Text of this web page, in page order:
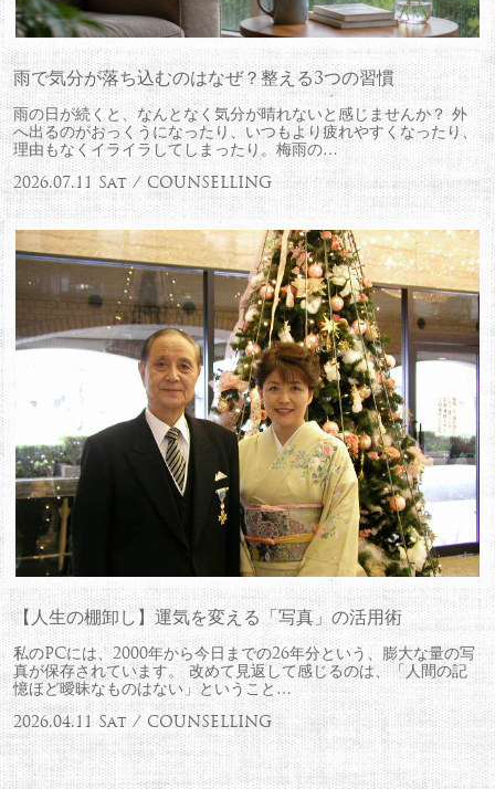
雨で気分が落ち込むのはなぜ？整える3つの習慣
雨の日が続くと、なんとなく気分が晴れないと感じませんか？ 外
へ出るのがおっくうになったり、いつもより疲れやすくなったり、
理由もなくイライラしてしまったり。梅雨の…
2026.07.11 Sat / COUNSELLING
【人生の棚卸し】運気を変える「写真」の活用術
私のPCには、2000年から今日までの26年分という、膨大な量の写
真が保存されています。 改めて見返して感じるのは、「人間の記
憶ほど曖昧なものはない」ということ…
2026.04.11 Sat / COUNSELLING